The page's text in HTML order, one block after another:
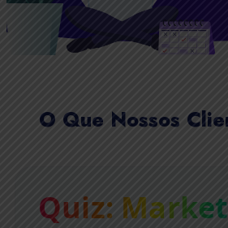
O Que Nossos
Quiz: